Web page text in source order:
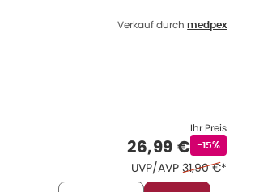
Verkauf durch medpex
Ihr Preis
Verkaufspreis
26,99 €Rabattstempel
-15%
UVP/AVP Ehemaliger
31,90 €*